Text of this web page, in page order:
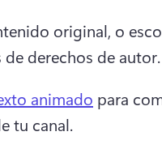
original, o
derechos de autor.
animado para
tu canal.